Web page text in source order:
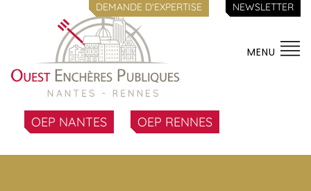
DEMANDE D'EXPERTISE NEWSLETTER
MENU
OEP NANTES OEP RENNES